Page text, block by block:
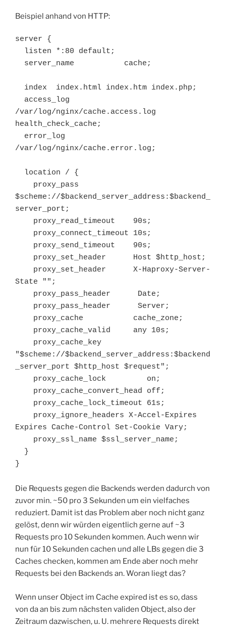
Beispiel anhand von HTTP:
server {
/var/log/nginx/cache.access.log
health_check_cache;
/var/log/nginx/cache.error.log;
$scheme://$backend_server_address:$backend_
server_port;
State "";
"$scheme://$backend_server_address:$backend
_server_port $http_host $request";
Expires Cache-Control Set-Cookie Vary;
}
Die Requests gegen die Backends werden dadurch von
zuvor min. ~50 pro 3 Sekunden um ein vielfaches
reduziert. Damit ist das Problem aber noch nicht ganz
gelöst, denn wir würden eigentlich gerne auf ~3
Requests pro 10 Sekunden kommen. Auch wenn wir
nun für 10 Sekunden cachen und alle LBs gegen die 3
Caches checken, kommen am Ende aber noch mehr
Requests bei den Backends an. Woran liegt das?
Wenn unser Object im Cache expired ist es so, dass
von da an bis zum nächsten validen Object, also der
Zeitraum dazwischen, u. U. mehrere Requests direkt